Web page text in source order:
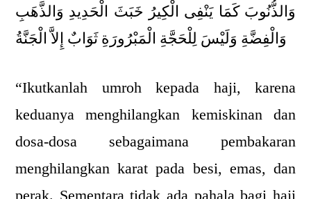
وَالذُّنُوبَ كَمَا يَنْفِى الْكِيرُ خَبَثَ الْحَدِيدِ وَالذَّهَبِ
وَالْفِضَّةِ وَلَيْسَ لِلْحَجَّةِ الْمَبْرُورَةِ ثَوَابٌ إِلاَّ الْجَنَّةُ
“Ikutkanlah umroh kepada haji, karena
keduanya menghilangkan kemiskinan dan
dosa-dosa sebagaimana pembakaran
menghilangkan karat pada besi, emas, dan